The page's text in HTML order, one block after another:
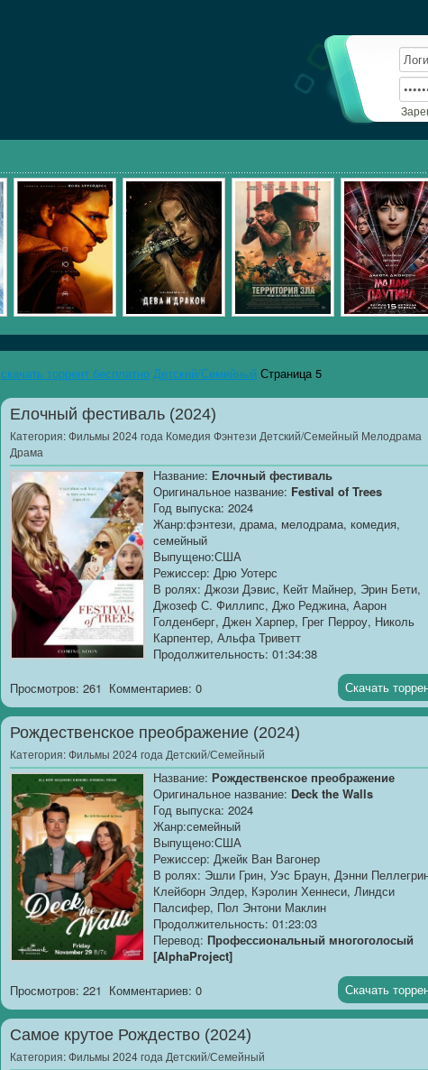
скачать торрент бесплатно Детский/Семейный Страница 5
Елочный фестиваль (2024)
Категория:Фильмы 2024 года Комедия Фэнтези Детский/Семейный Мелодрама
Драма
Название: Елочный фестиваль
Оригинальное название: Festival of Trees
Год выпуска: 2024
Жанр:фэнтези, драма, мелодрама, комедия,
семейный
Выпущено:США
Режиссер: Дрю Уотерс
В ролях: Джози Дэвис, Кейт Майнер, Эрин Бети,
Джозеф С. Филлипс, Джо Реджина, Аарон
Голденберг, Джен Харпер, Грег Перроу, Николь
Карпентер, Альфа Триветт
Продолжительность: 01:34:38
Профессиональный многоголосый
["Синема УС"]
Качество:WEB-DLRip
Размер:1.37 GB
Будущее...
Просмотров: 261 Комментариев: 0 Скачать
Рождественское преображение (2024)
Категория:Фильмы 2024 года Детский/Семейный
Название: Рождественское преображение
Оригинальное название: Deck the Walls
Год выпуска: 2024
Жанр:семейный
Выпущено:США
Режиссер: Джейк Ван Вагонер
В ролях: Эшли Грин, Уэс Браун, Дэнни
Клейборн Элдер, Кэролин Хеннеси, Линдси
Палсифер, Пол Энтони Маклин
Продолжительность: 01:23:03
Перевод: Профессиональный многоголосый
[AlphaProject]
Качество:
Брат дизайнера Роуз принимает участие в
благотворительном преображении...[/AlphaProject]
Просмотров: 221 Комментариев: 0 Скачать
Самое крутое Рождество (2024)
Категория:Фильмы 2024 года Детский/Семейный